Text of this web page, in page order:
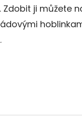
Zdobit ji můžete